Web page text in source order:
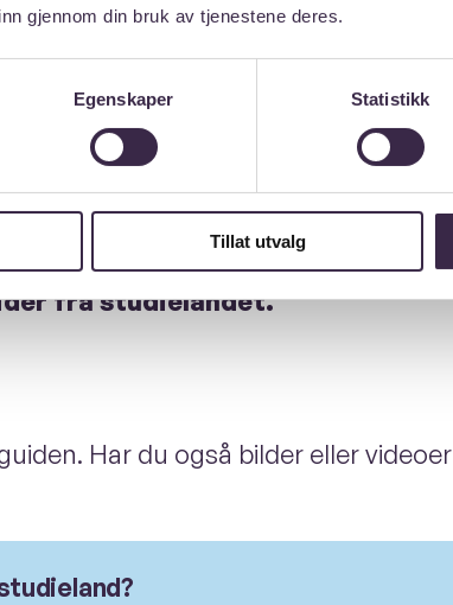
gjennom din bruk av tjenestene deres.
Egenskaper Statistikk
Tillat utvalg
du unner andre å besøke? Er det
og la andre oppleve byen og
fra studielandet.
Har du også bilder eller